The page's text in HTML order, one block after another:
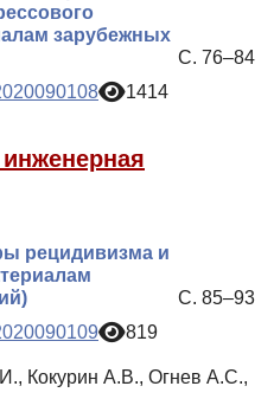
зарубежных
С. 76–84
1414
рецидивизма и
С. 85–93
819
Кокурин А.В., Огнев А.С.,